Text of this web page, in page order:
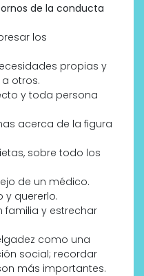
de la conducta
los
propias y
otros.
y toda persona
acerca de la figura
sobre todo los
de un médico.
y quererlo.
familia y estrechar
como una
social; recordar
más importantes.